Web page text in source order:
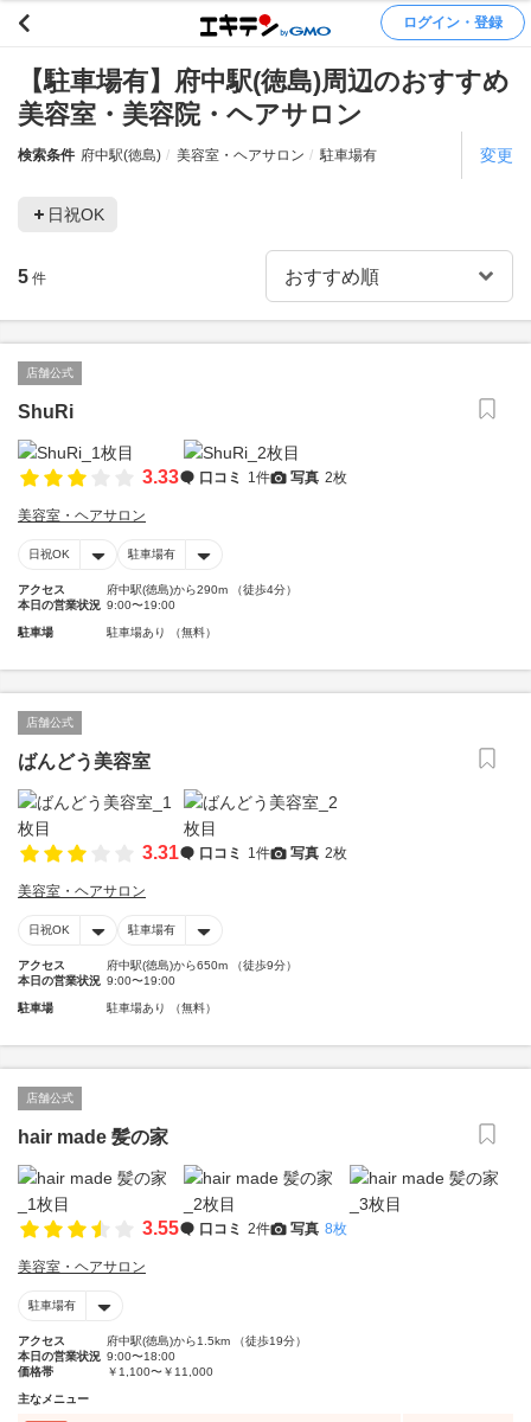
ログイン・登録
【駐車場有】府中駅(徳島)周辺のおすすめ
美容室・美容院・ヘアサロン
検索条件 府中駅(徳島) 美容室・ヘアサロン 駐車場有 変更
日祝OK
5 件
店舗公式
ShuRi
3.33 口コミ 1件 写真 2枚
美容室・ヘアサロン
日祝OK 駐車場有
アクセス
府中駅(徳島)から290m （徒歩4分）
本日の営業状況 9:00〜19:00
駐車場 駐車場あり （無料）
店舗公式
ばんどう美容室
3.31 口コミ 1件 写真 2枚
美容室・ヘアサロン
日祝OK 駐車場有
アクセス
府中駅(徳島)から650m （徒歩9分）
本日の営業状況 9:00〜19:00
駐車場 駐車場あり （無料）
店舗公式
hair made 髪の家
3.55 口コミ 2件 写真 8枚
美容室・ヘアサロン
駐車場有
アクセス
府中駅(徳島)から1.5km （徒歩19分）
本日の営業状況 9:00〜18:00
価格帯
￥1,100〜￥11,000
主なメニュー